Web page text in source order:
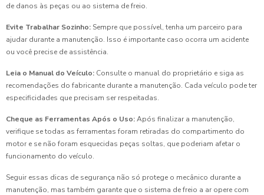
de danos às peças ou ao sistema de freio.
Evite Trabalhar Sozinho: Sempre que possível, tenha um parceiro para
ajudar durante a manutenção. Isso é importante caso ocorra um acidente
ou você precise de assistência.
Leia o Manual do Veículo: Consulte o manual do proprietário e siga as
recomendações do fabricante durante a manutenção. Cada veículo pode ter
especificidades que precisam ser respeitadas.
Cheque as Ferramentas Após o Uso:Após finalizar a manutenção,
verifique se todas as ferramentas foram retiradas do compartimento do
motor e se não foram esquecidas peças soltas, que poderiam afetar o
funcionamento do veículo.
Seguir essas dicas de segurança não só protege o mecânico durante a
manutenção, mas também garante que o sistema de freio a ar opere com